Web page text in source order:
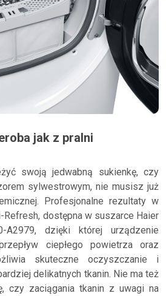
jak z pralni
swoją jedwabną sukienkę, czy
sylwestrowym, nie musisz już
Profesjonalne rezultaty w
Refresh, dostępna w suszarce Haier
dzięki której urządzenie
ciepłego powietrza oraz
skuteczne oczyszczanie i
delikatnych tkanin. Nie ma też
czy zaciągania tkanin z uwagi na